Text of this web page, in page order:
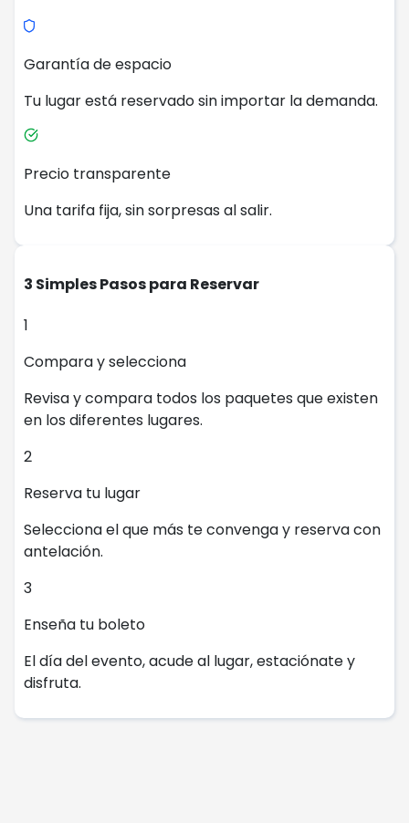
Garantía de espacio
Tu lugar está reservado sin importar la demanda.
Precio transparente
Una tarifa fija, sin sorpresas al salir.
3 Simples Pasos para Reservar
1
Compara y selecciona
Revisa y compara todos los paquetes que existen
en los diferentes lugares.
2
Reserva tu lugar
Selecciona el que más te convenga y reserva con
antelación.
3
Enseña tu boleto
El día del evento, acude al lugar, estaciónate y
disfruta.